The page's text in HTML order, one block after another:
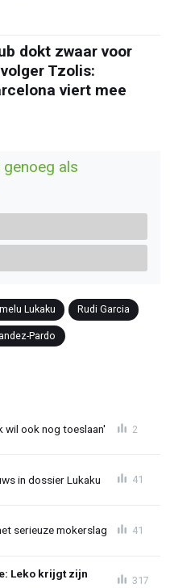
dokt zwaar voor
Tzolis:
viert mee
als
Lukaku Rudi Garcia
Pardo
wil ook nog toeslaan' 2
in dossier Lukaku 41
serieuze mokerslag 41
Leko krijgt zijn
317